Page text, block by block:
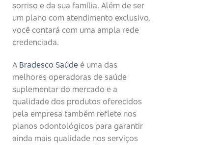
sorriso e da sua família. Além de ser
um plano com atendimento exclusivo,
você contará com uma ampla rede
credenciada.
A Bradesco Saúde é uma das
melhores operadoras de saúde
suplementar do mercado e a
qualidade dos produtos oferecidos
pela empresa também reflete nos
planos odontológicos para garantir
ainda mais qualidade nos serviços